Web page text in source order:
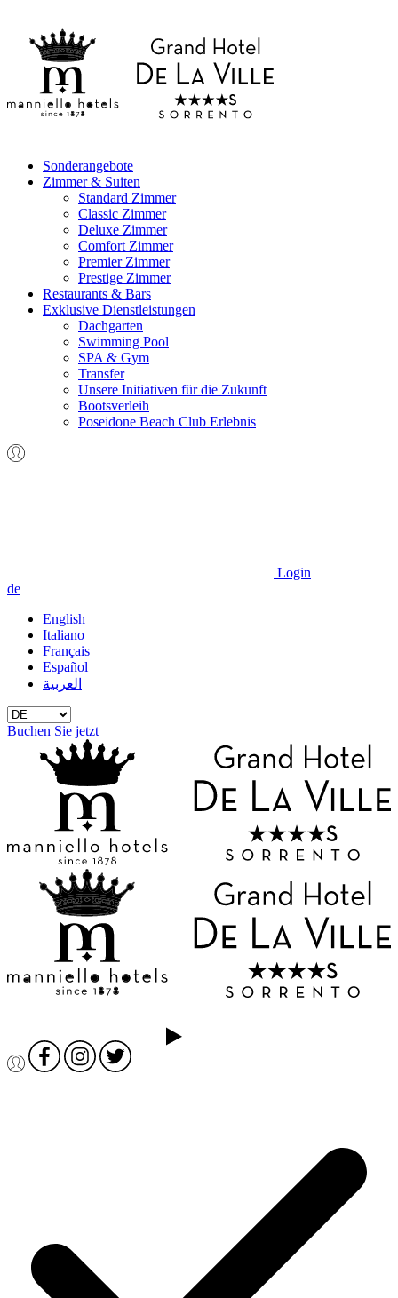
Sonderangebote
Zimmer & Suiten
Standard Zimmer
Classic Zimmer
Deluxe Zimmer
Comfort Zimmer
Premier Zimmer
Prestige Zimmer
Restaurants & Bars
Exklusive Dienstleistungen
Dachgarten
Swimming Pool
SPA & Gym
Transfer
Unsere Initiativen für die Zukunft
Bootsverleih
Poseidone Beach Club Erlebnis
Login
de
English
Italiano
Français
Español
العربية
Buchen Sie jetzt